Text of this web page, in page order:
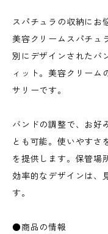
スパチュラの収納にお
美容クリームスパチュ
別にデザインされたバ
ィット。美容クリーム
サリーです。
バンドの調整で、お好
とも可能。使いやすさ
を提供します。保管場
効率的なデザインは、
す。
●商品の情報